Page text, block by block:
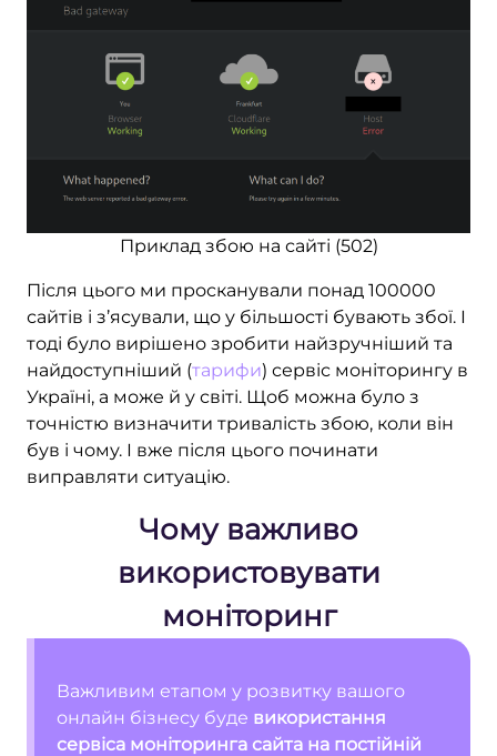
Приклад збою на сайті (502)
Після цього ми просканували понад 100000
сайтів і з’ясували, що у більшості бувають збої. І
тоді було вирішено зробити найзручніший та
найдоступніший (тарифи) сервіс моніторингу в
Україні, а може й у світі. Щоб можна було з
точністю визначити тривалість збою, коли він
був і чому. І вже після цього починати
виправляти ситуацію.
Чому важливо
використовувати
моніторинг
Важливим етапом у розвитку вашого
онлайн бізнесу буде використання
сервіса моніторинга сайта на постійній